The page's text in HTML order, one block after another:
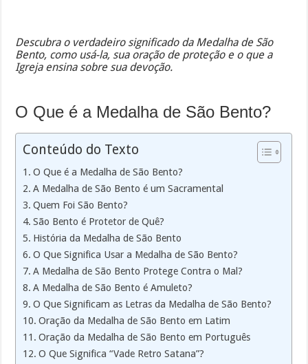
Descubra o verdadeiro significado da Medalha de São
Bento, como usá-la, sua oração de proteção e o que a
Igreja ensina sobre sua devoção.
O Que é a Medalha de São Bento?
Conteúdo do Texto
O Que é a Medalha de São Bento?
A Medalha de São Bento é um Sacramental
Quem Foi São Bento?
São Bento é Protetor de Quê?
História da Medalha de São Bento
O Que Significa Usar a Medalha de São Bento?
A Medalha de São Bento Protege Contra o Mal?
A Medalha de São Bento é Amuleto?
O Que Significam as Letras da Medalha de São Bento?
Oração da Medalha de São Bento em Latim
Oração da Medalha de São Bento em Português
O Que Significa “Vade Retro Satana”?